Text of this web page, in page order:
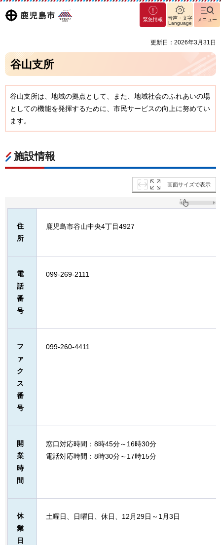
鹿児島
マグ
マシ
緊急情報
音声・文字
Language
メニュー
更新日：2026年3月31日
谷山支所
谷山支所は、地域の拠点として、また、地域社会のふれあいの場
としての機能を発揮するために、市民サービスの向上に努めてい
ます。
施設情報
画面サイズで表示
住
所
鹿児島市谷山中央4丁目4927
電
話
番
号
099-269-2111
フ
ァ
ク
ス
番
号
099-260-4411
開
業
時
間
窓口対応時間：8時45分～16時30分
電話対応時間：8時30分～17時15分
休
業
日
土曜日、日曜日、休日、12月29日～1月3日